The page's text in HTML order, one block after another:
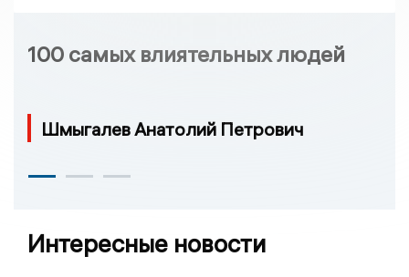
100 самых влиятельных людей
Шмыгалев Анатолий Петрович
Интересные новости